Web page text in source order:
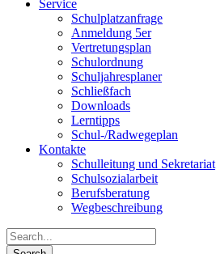
Service
Schulplatzanfrage
Anmeldung 5er
Vertretungsplan
Schulordnung
Schuljahresplaner
Schließfach
Downloads
Lerntipps
Schul-/Radwegeplan
Kontakte
Schulleitung und Sekretariat
Schulsozialarbeit
Berufsberatung
Wegbeschreibung